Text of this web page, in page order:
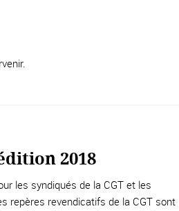
2018
les syndiqués de la CGT et les
repères revendicatifs de la CGT sont